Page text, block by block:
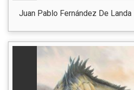
Juan Pablo Fernández De